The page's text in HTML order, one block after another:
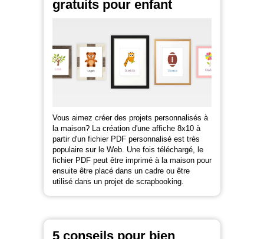
gratuits pour enfant
Vous aimez créer des projets personnalisés à
la maison? La création d'une affiche 8x10 à
partir d'un fichier PDF personnalisé est très
populaire sur le Web. Une fois téléchargé, le
fichier PDF peut être imprimé à la maison pour
ensuite être placé dans un cadre ou être
utilisé dans un projet de scrapbooking.
5 conseils pour bien